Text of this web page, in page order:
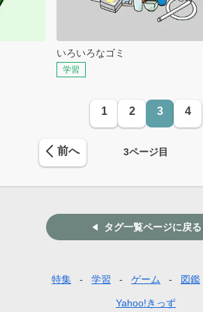
いろいろなゴミ
学習
1 2 3 4
前へ 3ページ目
タグ一覧ページに戻る
特集 学習 ゲーム 図鑑
Yahoo!きっず